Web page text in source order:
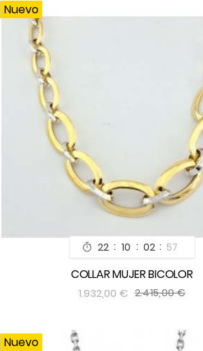
Nuevo
 22 : 10 : 02 : 55
 
COLLAR MUJER BICOLOR
1.932,00 € 2.415,00 €
Nuevo